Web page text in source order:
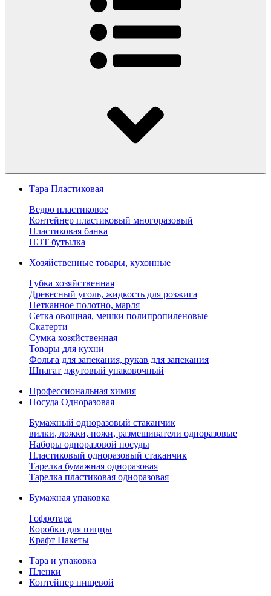
Тара Пластиковая
Ведро пластиковое
Контейнер пластиковый многоразовый
Пластиковая банка
ПЭТ бутылка
Хозяйственные товары, кухонные
Губка хозяйственная
Древесный уголь, жидкость для розжига
Нетканное полотно, марля
Сетка овощная, мешки полипропиленовые
Скатерти
Сумка хозяйственная
Товары для кухни
Фольга для запекания, рукав для запекания
Шпагат джутовый упаковочный
Профессиональная химия
Посуда Одноразовая
Бумажный одноразовый стаканчик
вилки, ложки, ножи, размешиватели одноразовые
Наборы одноразовой посуды
Пластиковый одноразовый стаканчик
Тарелка бумажная одноразовая
Тарелка пластиковая одноразовая
Бумажная упаковка
Гофротара
Коробки для пиццы
Крафт Пакеты
Тара и упаковка
Пленки
Контейнер пищевой